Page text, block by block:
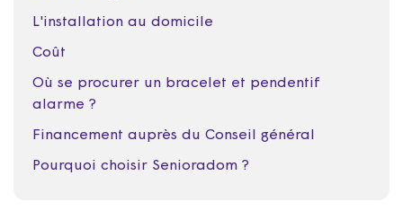
L'installation au domicile
Coût
Où se procurer un bracelet et pendentif
alarme ?
Financement auprès du Conseil général
Pourquoi choisir Senioradom ?